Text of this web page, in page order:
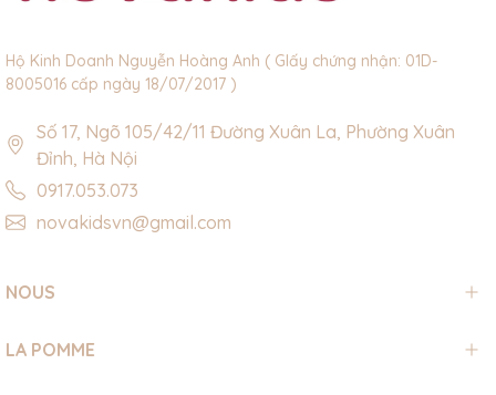
Hộ Kinh Doanh Nguyễn Hoàng Anh ( GIấy chứng nhận: 01D-
8005016 cấp ngày 18/07/2017 )
Số 17, Ngõ 105/42/11 Đường Xuân La, Phường Xuân
Đỉnh, Hà Nội
0917.053.073
novakidsvn@gmail.com
NOUS
LA POMME